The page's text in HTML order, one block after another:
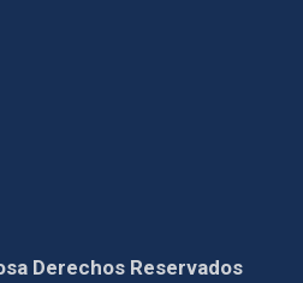
Derechos Reservados